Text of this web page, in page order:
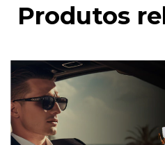
Produtos